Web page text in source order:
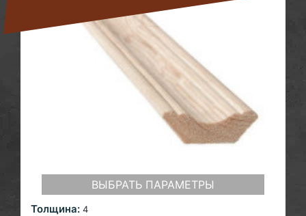
ВЫБРАТЬ ПАРАМЕТРЫ
Толщина: 4